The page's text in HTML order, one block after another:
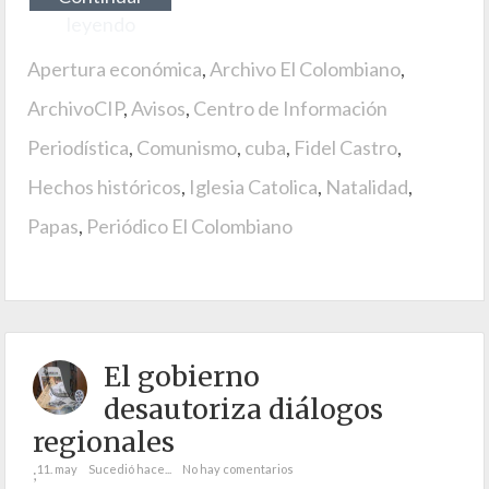
Apertura económica,Archivo El Colombiano,
ArchivoCIP,Avisos, Centro de Información
Periodística, Comunismo, cuba, Fidel Castro,
Hechos históricos, Iglesia Catolica, Natalidad,
Papas, Periódico El Colombiano
El gobierno
desautoriza diálogos
regionales
;11. may Sucedió hace... No hay comentarios